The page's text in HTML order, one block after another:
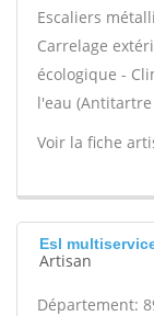
Escaliers
Carrelage
écologique -
l'eau
Voir la fiche
Esl
Artisan
Département: